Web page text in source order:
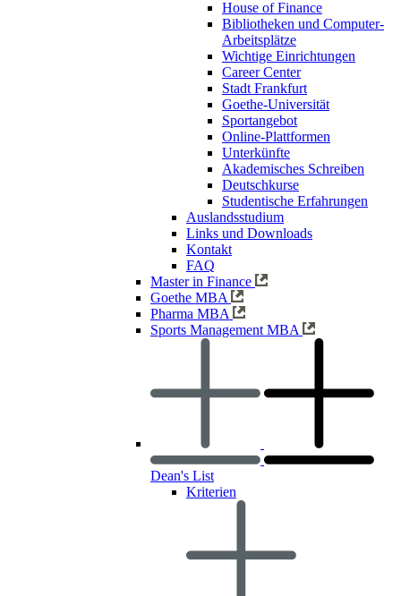
House of Finance
Bibliotheken und Computer-
Arbeitsplätze
Wichtige Einrichtungen
Career Center
Stadt Frankfurt
Goethe-Universität
Sportangebot
Online-Plattformen
Unterkünfte
Akademisches Schreiben
Deutschkurse
Studentische Erfahrungen
Auslandsstudium
Links und Downloads
Kontakt
FAQ
Master in Finance
Goethe MBA
Pharma MBA
Sports Management MBA
Dean's List
Kriterien